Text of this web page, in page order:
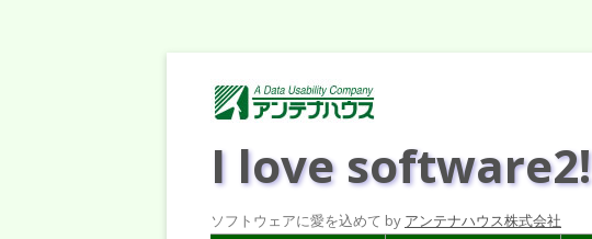
I love software2!
ソフトウェアに愛を込めて by アンテナハウス株式会社